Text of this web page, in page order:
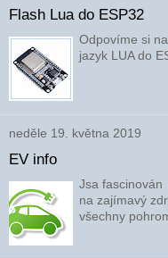
Flash Lua do ESP32
Odpovíme si
jazyk LUA do
neděle 19. května 2019
EV info
Jsa
na zajímavý
všechny